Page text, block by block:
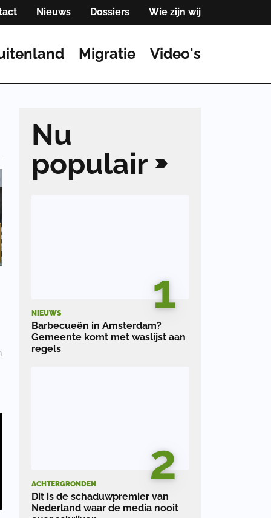
Nieuws Dossiers Wie zijn wij
Migratie Video's
Nu
populair
1
NIEUWS
Barbecueën in Amsterdam?
Gemeente komt met waslijst aan
regels
2
ACHTERGRONDEN
Dit is de schaduwpremier van
Nederland waar de media nooit